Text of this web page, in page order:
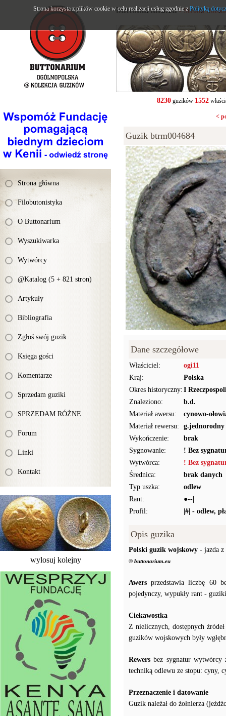
Strona główna
Filobutonistyka
O Buttonarium
Wyszukiwarka
Wytwórcy
@Katalog (5 + 821 stron)
Artykuły
Bibliografia
Zgłoś swój guzik
Księga gości
Komentarze
Sprzedam guziki
SPRZEDAM RÓŻNE
Forum
Linki
Kontakt
wylosuj kolejny
buttonarium.eu- Strona
8230guzików 1552
<
Guzik btrm004684
Dane szczegółowe
Właściciel:
ogi11
Kraj:
Polska
Okres historyczny: I
Znaleziono:
b.d.
Materiał awersu:
cynowo-
Materiał rewersu:
g.jednorodny
Wykończenie:
brak
Sygnowanie:
! Bez
Wytwórca:
! Bez
Średnica:
brak danych
Typ uszka:
odlew
Rant:
●--|
Profil:
|#| - odlew,
Opis guzika
Polski guzik wojskowy - jazda z
© buttonarium.eu
Awers przedstawia liczbę 60
pojedynczy, wypukły rant -
Ciekawostka
Z nielicznych, dostępnych
guzików wojskowych były
Rewers bez sygnatur wytwórcy
techniką odlewu ze stopu: cyny,
Przeznaczenie i datowanie
Guzik należał do żołnierza
Strona korzysta z plików cookie w celu realizacji usług zgodnie zPolityką